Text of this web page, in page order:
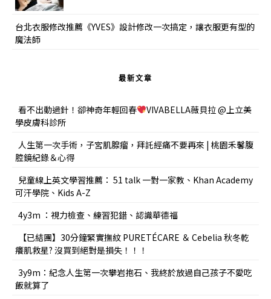
台北衣服修改推薦《YVES》設計修改一次搞定，讓衣服更有型的
魔法師
最新文章
看不出動過針！卻神奇年輕回春
VIVABELLA薇貝拉 @上立美
學皮膚科診所
人生第一次手術，子宮肌腺瘤，拜託經痛不要再來 | 桃園禾馨腹
腔鏡紀錄＆心得
兒童線上英文學習推薦： 51 talk 一對一家教、Khan Academy
可汗學院、Kids A-Z
4y3m ：視力檢查、練習犯錯、認識華德福
【已結團】30分鐘緊實撫紋 PURETÉCARE ＆ Cebelia 秋冬乾
癢肌救星? 沒買到絕對是損失！！！
3y9m：紀念人生第一次攀岩抱石、我終於放過自己孩子不愛吃
飯就算了